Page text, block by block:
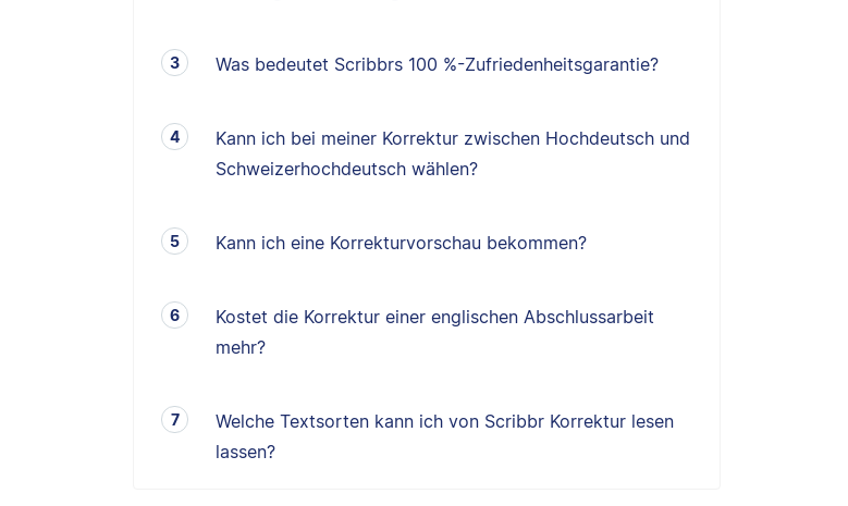
Was bedeutet Scribbrs 100 %-Zufriedenheitsgarantie?
Kann ich bei meiner Korrektur zwischen Hochdeutsch und
Schweizerhochdeutsch wählen?
Kann ich eine Korrekturvorschau bekommen?
Kostet die Korrektur einer englischen Abschlussarbeit
mehr?
Welche Textsorten kann ich von Scribbr Korrektur lesen
lassen?